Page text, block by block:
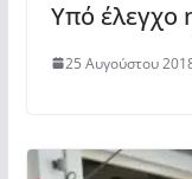
Υπό έλεγχο
25 Αυγούστου